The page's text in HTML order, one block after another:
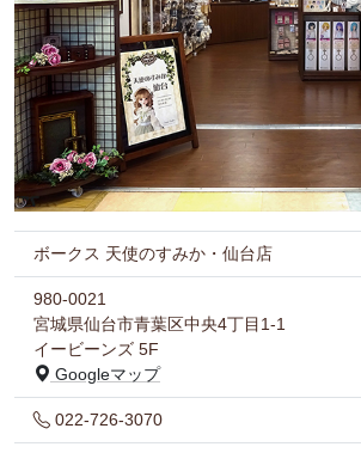
ボークス 天使のすみか・仙台店
980-0021
宮城県仙台市青葉区中央4丁目1-1
イービーンズ 5F
Googleマップ
022-726-3070